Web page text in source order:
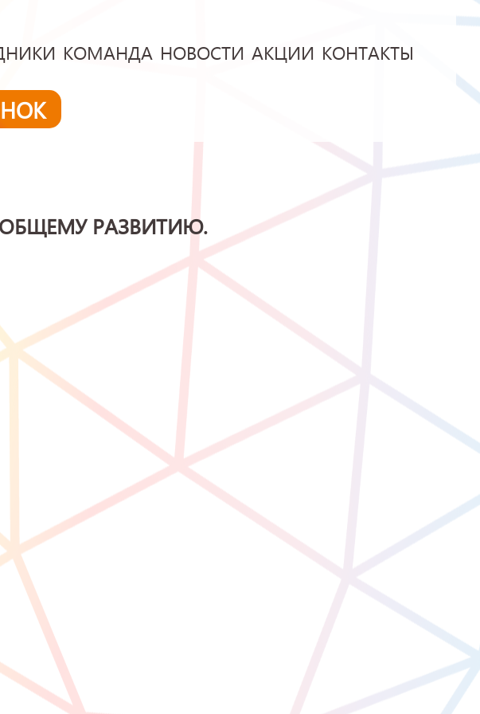
КОМАНДА НОВОСТИ АКЦИИ КОНТАКТЫ
РАЗВИТИЮ.